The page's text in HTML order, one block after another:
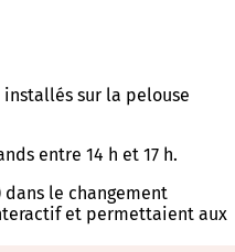
sur la pelouse
entre 14 h et 17 h.
le changement
et permettaient aux